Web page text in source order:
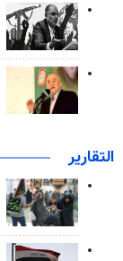
التقارير